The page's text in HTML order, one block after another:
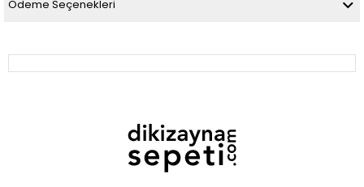
Ödeme Seçenekleri